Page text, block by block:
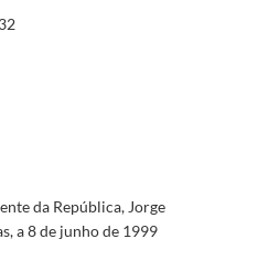
da República, Jorge
a 8 de junho de 1999